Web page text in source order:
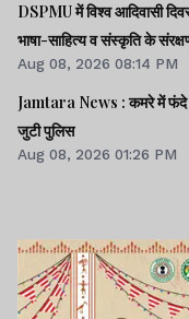
DSPMU में विश्व आदिवासी
भाषा-साहित्य व संस्कृति के
Aug 08, 2026 08:14 PM
Jamtara News : कमरे में फंदे
जुटी पुलिस
Aug 08, 2026 01:26 PM